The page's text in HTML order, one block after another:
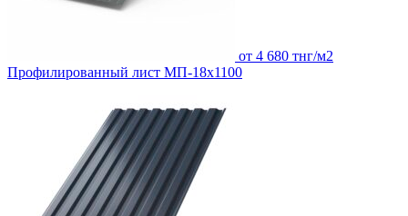
от 4 680 тнг/м2
Профилированный лист МП-18х1100